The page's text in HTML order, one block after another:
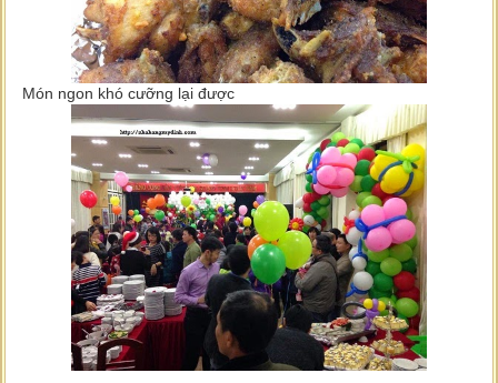
Món ngon khó cưỡng lại được